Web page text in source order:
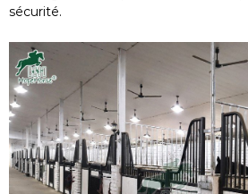
sécurité.